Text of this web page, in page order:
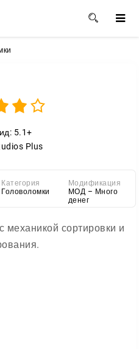
5.1+
Plus
Категория
Головоломки
Модификация
МОД – Много
денег
механикой сортировки и